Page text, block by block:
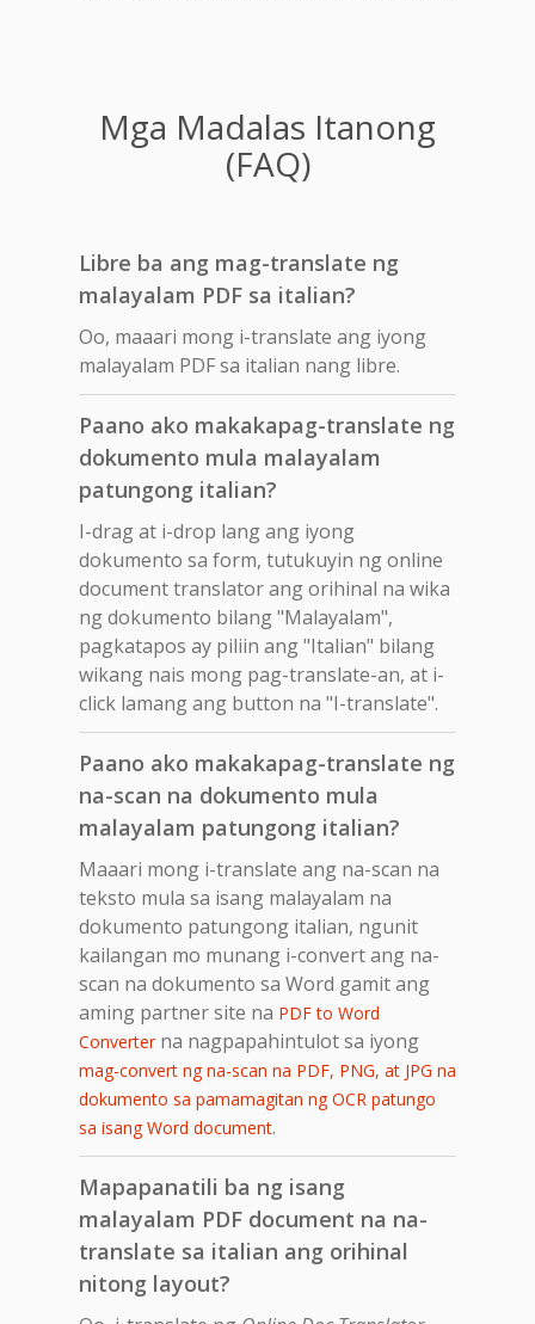
Mga Madalas Itanong
(FAQ)
Libre ba ang mag-translate ng
malayalam PDF sa italian?
Oo, maaari mong i-translate ang iyong
malayalam PDF sa italian nang libre.
Paano ako makakapag-translate ng
dokumento mula malayalam
patungong italian?
I-drag at i-drop lang ang iyong
dokumento sa form, tutukuyin ng online
document translator ang orihinal na wika
ng dokumento bilang "Malayalam",
pagkatapos ay piliin ang "Italian" bilang
wikang nais mong pag-translate-an, at i-
click lamang ang button na "I-translate".
Paano ako makakapag-translate ng
na-scan na dokumento mula
malayalam patungong italian?
Maaari mong i-translate ang na-scan na
teksto mula sa isang malayalam na
dokumento patungong italian, ngunit
kailangan mo munang i-convert ang na-
scan na dokumento sa Word gamit ang
aming partner site na PDF to Word
Converterna nagpapahintulot sa iyong
mag-convert ng na-scan na PDF, PNG, at JPG na
dokumento sa pamamagitan ng OCR patungo
sa isang Word document.
Mapapanatili ba ng isang
malayalam PDF document na na-
translate sa italian ang orihinal
nitong layout?